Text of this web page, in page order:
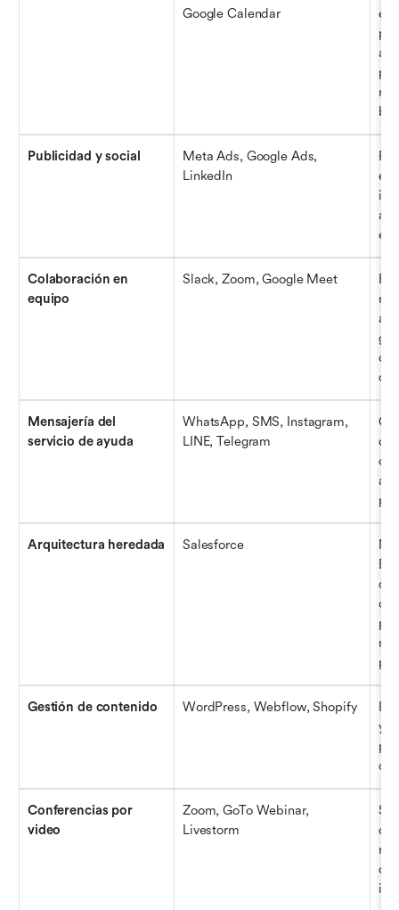
Google Calendar
en
Publicidad y social
Meta Ads, Google Ads,
LinkedIn
el
Colaboración en
equipo
Slack, Zoom, Google Meet
Mensajería del
servicio de ayuda
WhatsApp, SMS, Instagram,
LINE, Telegram
de
al
Arquitectura heredada Salesforce
Gestión de contenido WordPress, Webflow, Shopify
y
Conferencias por
video
Zoom, GoTo Webinar,
Livestorm